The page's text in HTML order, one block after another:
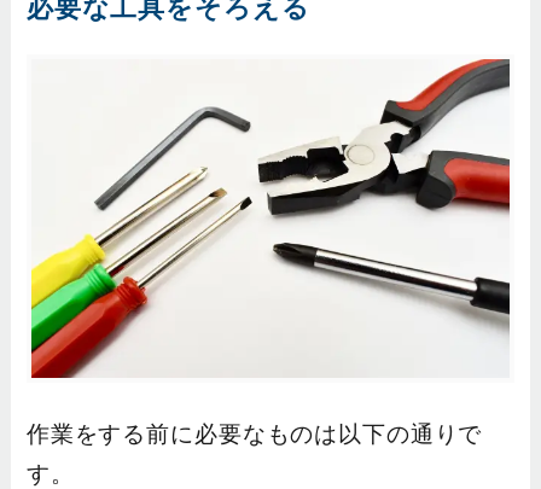
必要な工具をそろえる
作業をする前に必要なものは以下の通りで
す。